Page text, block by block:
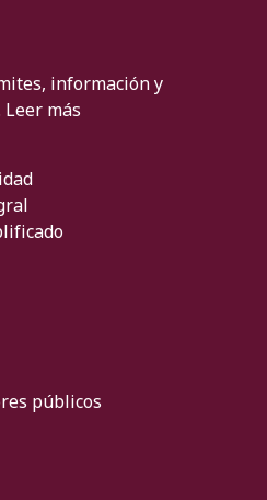
información y
Leer más
públicos